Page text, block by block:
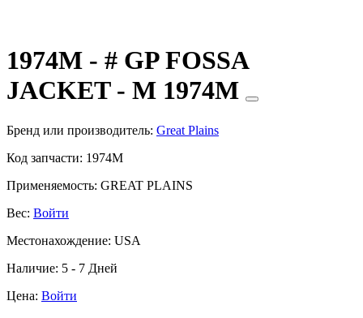
1974M - # GP FOSSA
JACKET - M 1974M
Бренд или производитель: Great Plains
Код запчасти: 1974M
Применяемость: GREAT PLAINS
Вес: Войти
Местонахождение: USA
Наличие: 5 - 7 Дней
Цена: Войти